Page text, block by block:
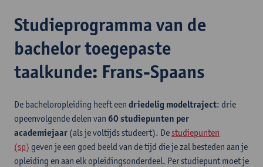
Studieprogramma van de
bachelor toegepaste
taalkunde: Frans-Spaans
De bacheloropleiding heeft een driedelig modeltraject: drie
opeenvolgende delen van 60 studiepunten per
academiejaar (als je voltijds studeert). De studiepunten
(sp) geven je een goed beeld van de tijd die je zal besteden aan je
opleiding en aan elk opleidingsonderdeel. Per studiepunt moet je